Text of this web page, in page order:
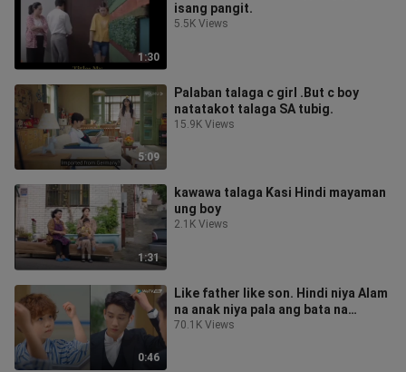
1:30
isang pangit.
5.5K Views
5:09
Palaban talaga c girl .But c boy
natatakot talaga SA tubig.
15.9K Views
1:31
kawawa talaga Kasi Hindi mayaman
ung boy
2.1K Views
0:46
Like father like son. Hindi niya Alam
na anak niya pala ang bata na
kinakausap niya.
70.1K Views